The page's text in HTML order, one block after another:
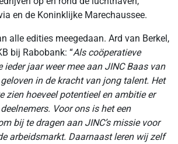
en de Koninklijke Marechaussee.
alle edities meegedaan. Ard van Berkel,
bij Rabobank: “Als coöperatieve
ieder jaar weer mee aan JINC Baas van
in de kracht van jong talent. Het
zien hoeveel potentieel en ambitie er
Voor ons is het een
bij te dragen aan JINC’s missie voor
arbeidsmarkt. Daarnaast leren wij zelf